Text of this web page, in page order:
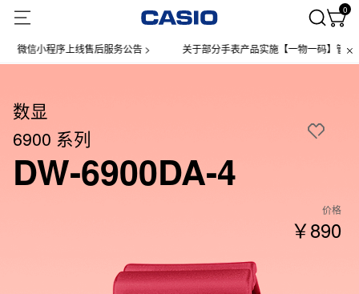
0
程序上线售后服务公告 > 关于部分手表产品实施【一物一码】管理的公告 >
数显
6900 系列
DW-6900DA-4
价格
￥890